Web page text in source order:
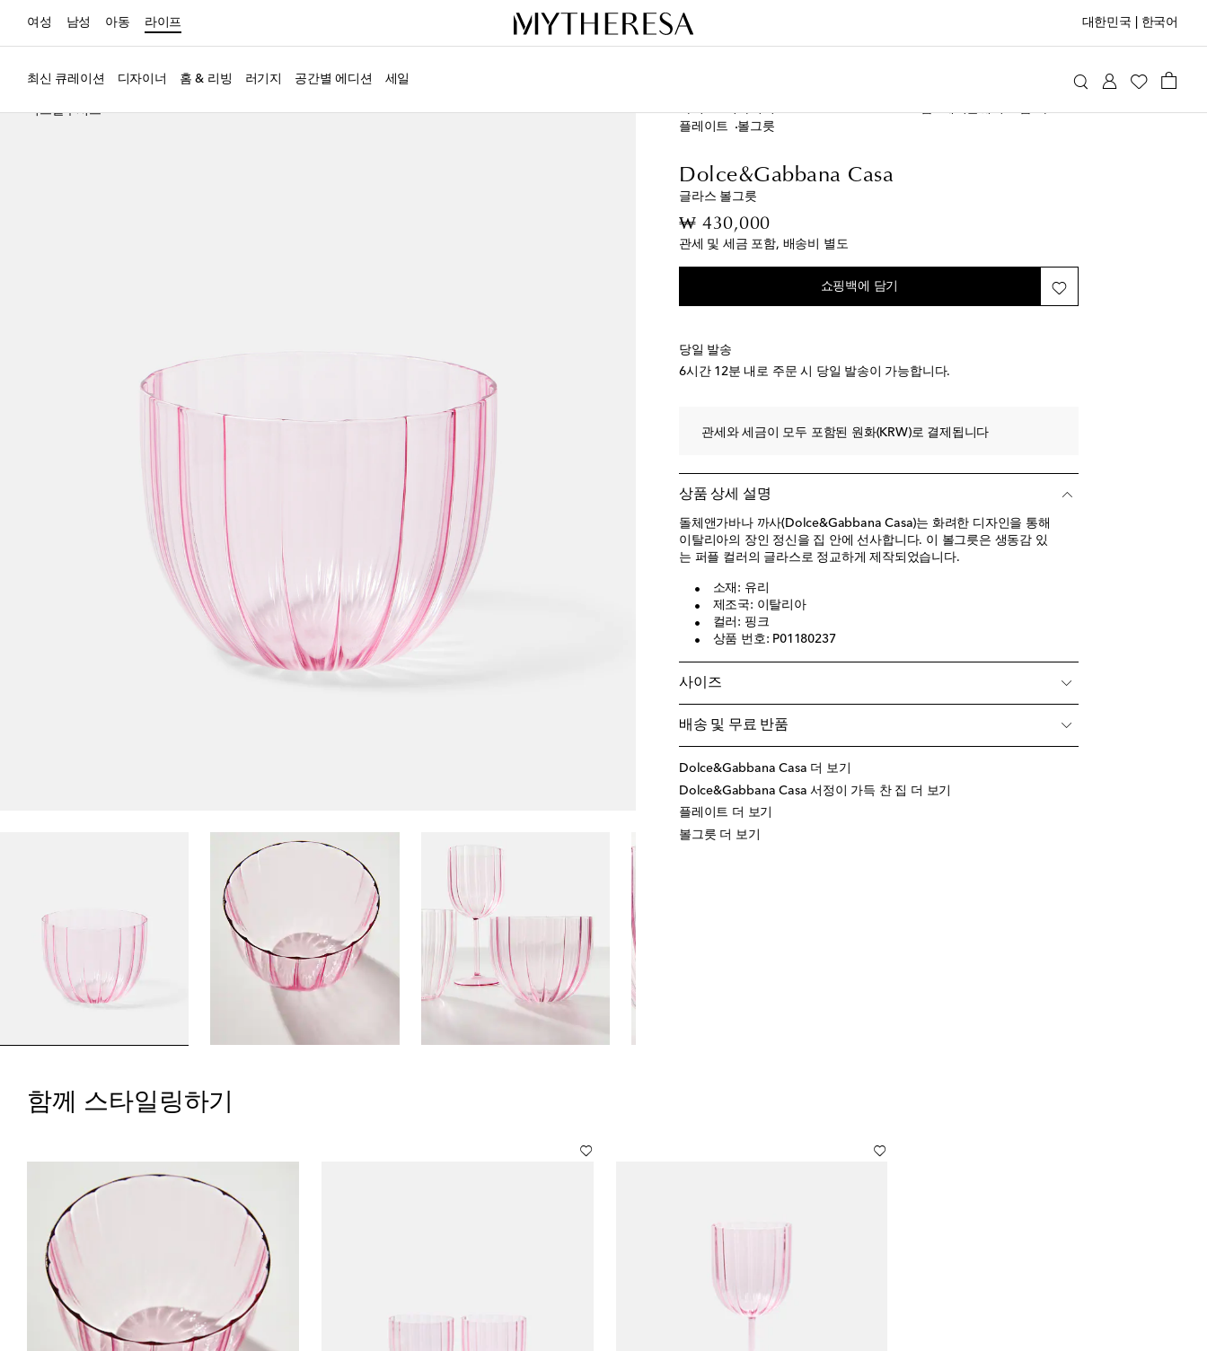
여성 남성 아동 라이프 대한민국 한국어
최신 큐레이션 디자이너 홈 & 리빙 러기지 공간별 에디션 세일
익스클루시브
플레이트
볼그릇
Dolce&Gabbana Casa
글라스 볼그릇
₩ 430,000original price
관세 및 세금 포함, 배송비 별도
쇼핑백에 담기
당일 발송
6시간 12분 내로 주문 시 당일 발송이 가능합니다.
관세와 세금이 모두 포함된 원화(KRW)로 결제됩니다
상품 상세 설명
돌체앤가바나 까사(Dolce&Gabbana Casa)는 화려한 디자인을 통해
이탈리아의 장인 정신을 집 안에 선사합니다. 이 볼그릇은 생동감 있
는 퍼플 컬러의 글라스로 정교하게 제작되었습니다.
소재: 유리
제조국: 이탈리아
컬러: 핑크
상품 번호: P01180237
사이즈
배송 및 무료 반품
Dolce&Gabbana Casa 더 보기
Dolce&Gabbana Casa 서정이 가득 찬 집 더 보기
플레이트 더 보기
볼그릇 더 보기
함께 스타일링하기